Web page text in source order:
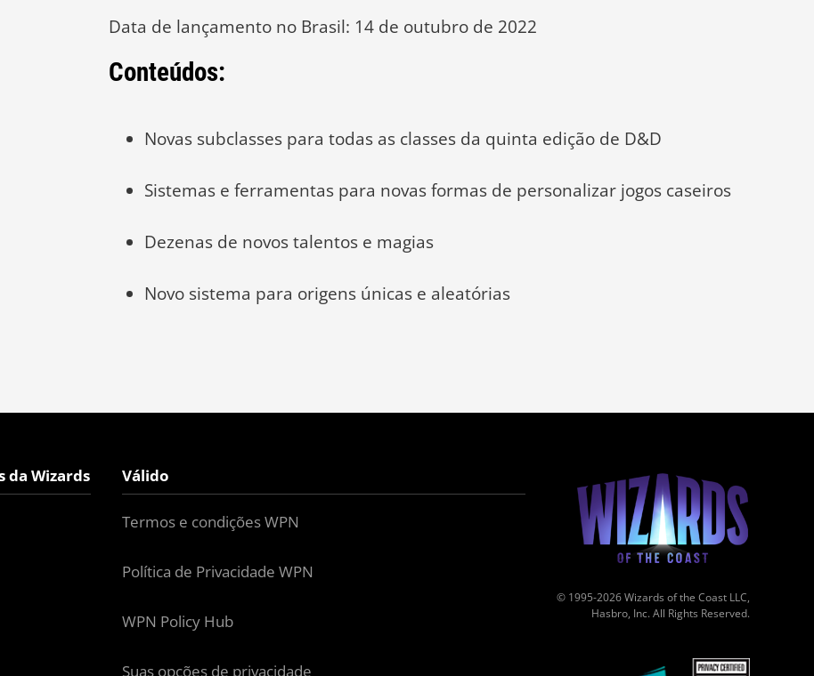
Data de lançamento no Brasil: 14 de outubro de 2022
Conteúdos:
Novas subclasses para todas as classes da quinta edição de D&D
Sistemas e ferramentas para novas formas de personalizar jogos caseiros
Dezenas de novos talentos e magias
Novo sistema para origens únicas e aleatórias
da Wizards Válido
Termos e condições WPN
Política de Privacidade WPN
WPN Policy Hub
Suas opções de privacidade
© 1995-2026 Wizards of the Coast LLC,
Hasbro, Inc. All Rights Reserved.